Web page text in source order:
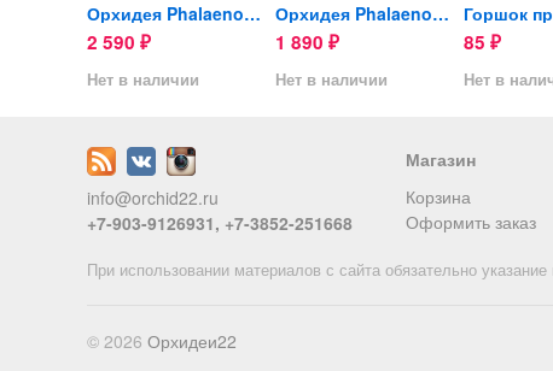
Орхидея Phalaenopsis Victorio
2 590 ₽
Нет в наличии
Орхидея Phalaenopsis...
1 890 ₽
Нет в наличии
85 ₽
Нет в
info@orchid22.ru
+7-903-9126931, +7-3852-251668
Магазин
Корзина
Оформить заказ
При использовании материалов с сайта обязательно
© 2026 Орхидеи22